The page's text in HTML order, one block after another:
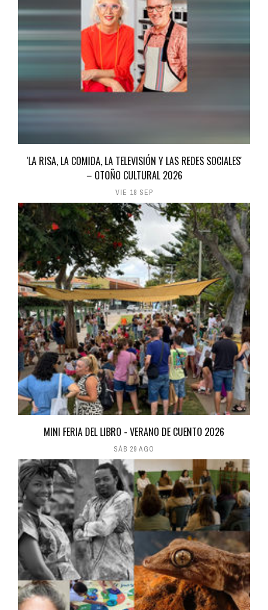
'LA RISA, LA COMIDA, LA TELEVISIÓN Y LAS REDES SOCIALES'
– OTOÑO CULTURAL 2026
VIE 18 SEP
MINI FERIA DEL LIBRO - VERANO DE CUENTO 2026
SÁB 29 AGO